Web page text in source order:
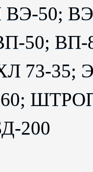
50;
50;
73-
60;
200